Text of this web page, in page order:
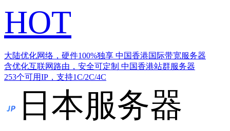
HOT
大陆优化网络，硬件100%独享 中国香港国际带宽服务器
含优化互联网路由，安全可定制 中国香港站群服务器
253个可用IP，支持1C/2C/4C
日本服务器